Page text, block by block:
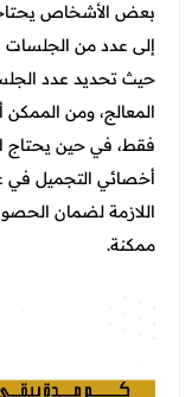
بعض الأشخاص
إلى عدد من الجلسات
حيث تحديد عدد
المعالج، ومن
فقط، في حين يحتاج
أخصائي التجميل في
اللازمة لضمان
ممكنة.